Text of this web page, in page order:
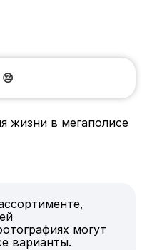
😔
жизни в мегаполисе
могут
варианты.